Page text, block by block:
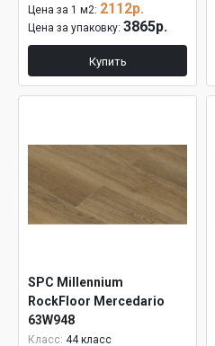
Цена за 1 м2: 2112р.
Цена за упаковку: 3865р.
Купить
SPC Millennium
RockFloor Mercedario
63W948
Класс: 44 класс